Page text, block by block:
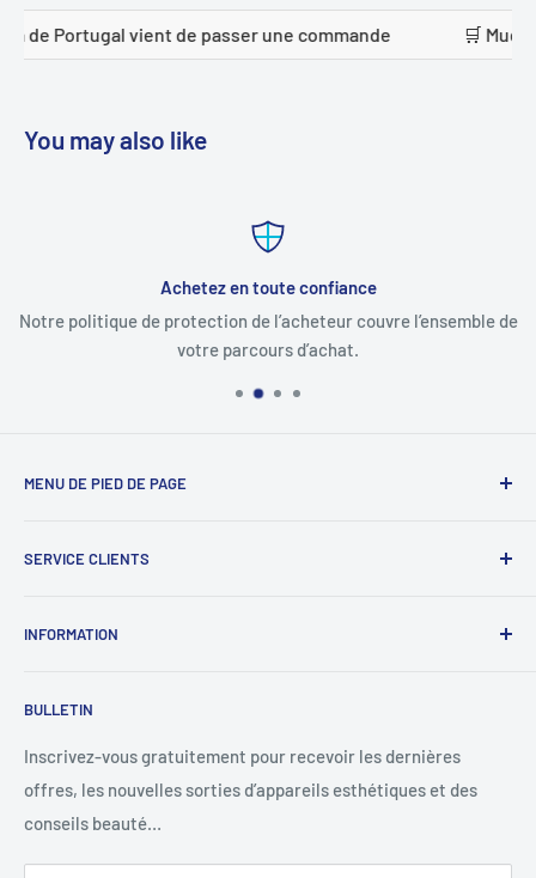
de passer une commande 🛒 Mudhhi alanazi de
You may also like
Achetez en toute confiance
Notre politique de protection de l’acheteur couvre l’ensemble de
votre parcours d’achat.
MENU DE PIED DE PAGE
Signaler une infraction
SERVICE CLIENTS
Nous contacter
MoneyGram
Suivre votre commande
INFORMATION
Politique d'expédition
Politique de confidentialité
Conditions d'utilisation
BULLETIN
Inscrivez-vous gratuitement pour recevoir les dernières
offres, les nouvelles sorties d’appareils esthétiques et des
conseils beauté…